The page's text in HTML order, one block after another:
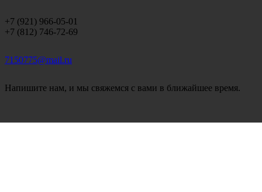
+7 (921) 966-05-01
+7 (812) 746-72-69
7150775@mail.ru
Напишите нам, и мы свяжемся с вами в ближайшее время.